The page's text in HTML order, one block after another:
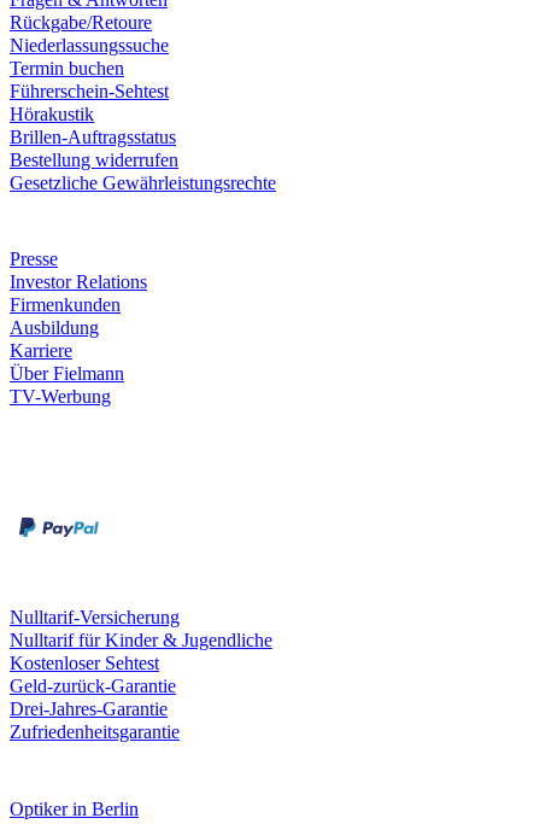
Rückgabe/Retoure
Niederlassungssuche
Termin buchen
Führerschein-Sehtest
Hörakustik
Brillen-Auftragsstatus
Bestellung widerrufen
Gesetzliche Gewährleistungsrechte
Presse
Investor Relations
Firmenkunden
Ausbildung
Karriere
Über Fielmann
TV-Werbung
Nulltarif-Versicherung
Nulltarif für Kinder & Jugendliche
Kostenloser Sehtest
Geld-zurück-Garantie
Drei-Jahres-Garantie
Zufriedenheitsgarantie
Optiker in Berlin